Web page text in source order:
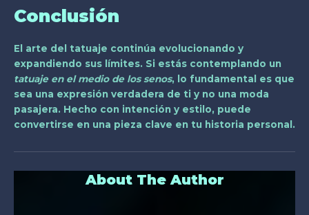
Conclusión
El arte del tatuaje continúa evolucionando y
expandiendo sus límites. Si estás contemplando un
tatuaje en el medio de los senos, lo fundamental es que
sea una expresión verdadera de ti y no una moda
pasajera. Hecho con intención y estilo, puede
convertirse en una pieza clave en tu historia personal.
About The Author